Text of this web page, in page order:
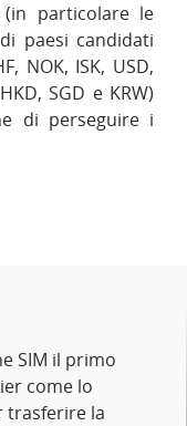
particolare le
paesi candidati
NOK, ISK, USD,
SGD e KRW)
di perseguire i
SIM il primo
come lo
trasferire la